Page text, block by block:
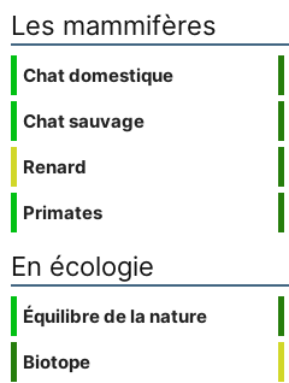
Les mammifères
Chat domestique
Chat sauvage
Renard
Primates
En écologie
Équilibre de la nature
Biotope